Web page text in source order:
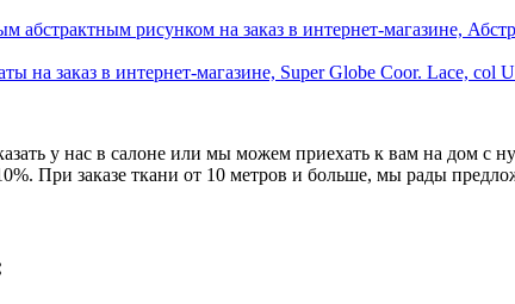
абстрактным рисунком на заказ в интернет-магазине,
на заказ в интернет-магазине, Super Globe Coor. Lace, col
у нас в салоне или мы можем приехать к вам на дом с
При заказе ткани от 10 метров и больше, мы рады